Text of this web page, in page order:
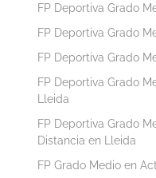
FP Deportiva Grado
FP Deportiva Grado
FP Deportiva Grado
FP Deportiva Grado
Lleida
FP Deportiva Grado
Distancia en Lleida
FP Grado Medio en